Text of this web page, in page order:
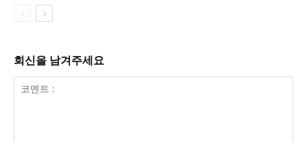
회신을 남겨주세요